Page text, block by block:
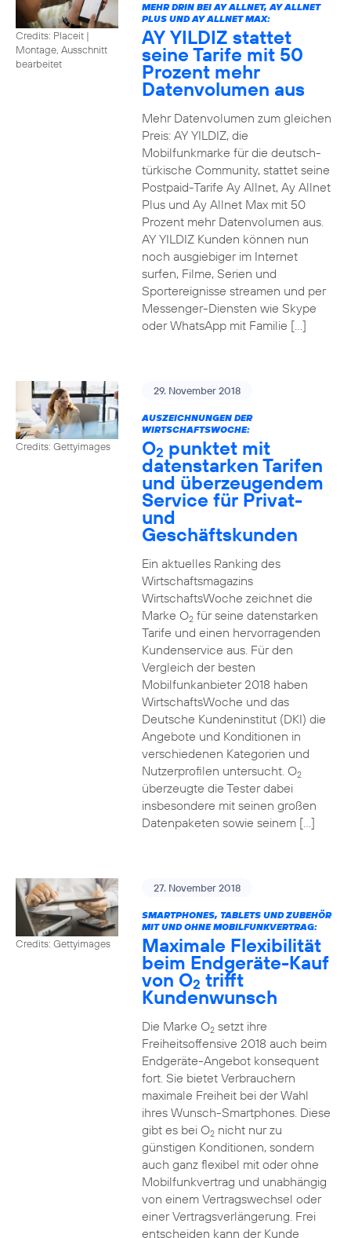
Credits: Placeit |
Montage, Ausschnitt
bearbeitet
MEHR DRIN BEI AY ALLNET, AY ALLNET
PLUS UND AY ALLNET MAX:
AY YILDIZ stattet
seine Tarife mit 50
Prozent mehr
Datenvolumen aus
Mehr Datenvolumen zum gleichen
Preis: AY YILDIZ, die
Mobilfunkmarke für die deutsch-
türkische Community, stattet seine
Postpaid-Tarife Ay Allnet, Ay Allnet
Plus und Ay Allnet Max mit 50
Prozent mehr Datenvolumen aus.
AY YILDIZ Kunden können nun
noch ausgiebiger im Internet
surfen, Filme, Serien und
Sportereignisse streamen und per
Messenger-Diensten wie Skype
oder WhatsApp mit Familie […]
Credits: Gettyimages
29. November 2018
AUSZEICHNUNGEN DER
WIRTSCHAFTSWOCHE:
O2 punktet mit
datenstarken Tarifen
und überzeugendem
Service für Privat-
und
Geschäftskunden
Ein aktuelles Ranking des
Wirtschaftsmagazins
WirtschaftsWoche zeichnet die
Marke O2für seine datenstarken
Tarife und einen hervorragenden
Kundenservice aus. Für den
Vergleich der besten
Mobilfunkanbieter 2018 haben
WirtschaftsWoche und das
Deutsche Kundeninstitut (DKI) die
Angebote und Konditionen in
verschiedenen Kategorien und
Nutzerprofilen untersucht. O2
überzeugte die Tester dabei
insbesondere mit seinen großen
Datenpaketen sowie seinem […]
Credits: Gettyimages
27. November 2018
SMARTPHONES, TABLETS UND ZUBEHÖR
MIT UND OHNE MOBILFUNKVERTRAG:
Maximale Flexibilität
beim Endgeräte-Kauf
von O2 trifft
Kundenwunsch
Die Marke O2setzt ihre
Freiheitsoffensive 2018 auch beim
Endgeräte-Angebot konsequent
fort. Sie bietet Verbrauchern
maximale Freiheit bei der Wahl
ihres Wunsch-Smartphones. Diese
gibt es bei O2nicht nur zu
günstigen Konditionen, sondern
auch ganz flexibel mit oder ohne
Mobilfunkvertrag und unabhängig
von einem Vertragswechsel oder
einer Vertragsverlängerung. Frei
entscheiden kann der Kunde